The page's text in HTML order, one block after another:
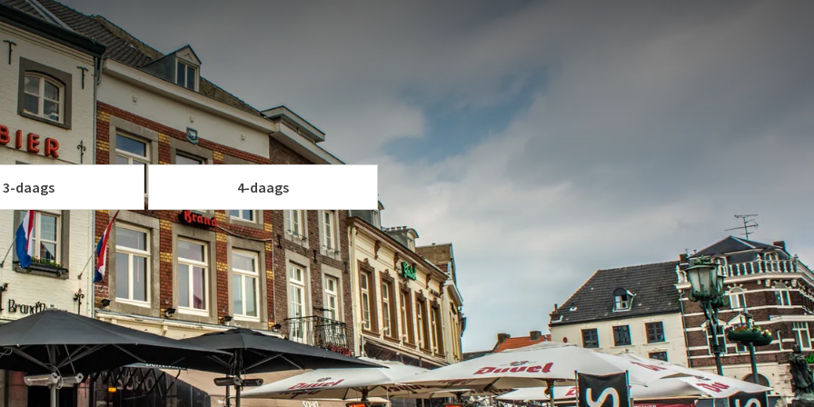
in de omgeving van Hotel Stein-Urmond. Speciaal voor
het Sportief Iets Arrangement samengesteld.
heerlijke gerechten en trekt er overdag met de fiets op
die u meenemen naar de mooiste plekjes.
sportief verblijf toe!
3-daags 4-daags
vanaf
p.p.
Kamerindeling
1 kamer, 2 personen
Arrangement
2-daags